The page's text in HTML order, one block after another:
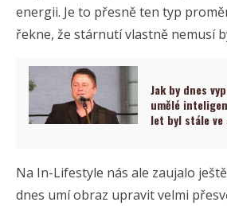
energii. Je to přesně ten typ
řekne, že stárnutí vlastně nemusí
Jak by dnes
umělé
let byl stále
Na In-Lifestyle nás ale zaujalo
dnes umí obraz upravit velmi